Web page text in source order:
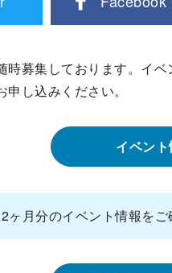
時募集しております。イ
し込みください。
イベン
ヶ月分のイベント情報を